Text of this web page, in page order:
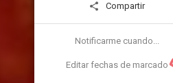
Compartir
Notificarme cuando...
Editar fechas de marcado